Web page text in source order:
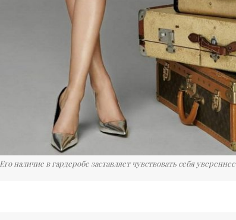
Его наличие в гардеробе заставляет чувствовать себя увереннее